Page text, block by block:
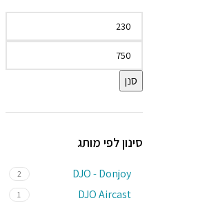
סנן
סינון לפי מותג
DJO - Donjoy
2
DJO Aircast
1